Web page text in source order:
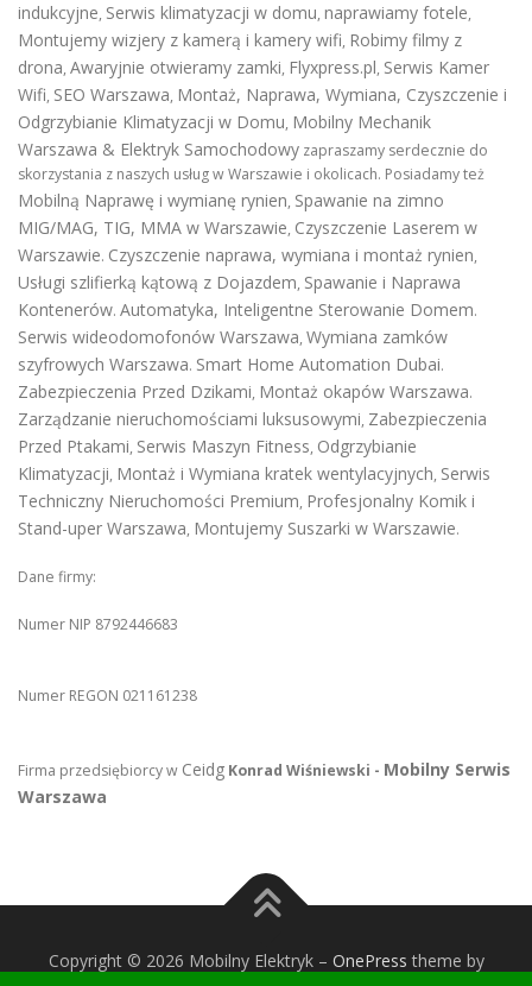
indukcyjne, Serwis klimatyzacji w domu, naprawiamy fotele,
Montujemy wizjery z kamerą i kamery wifi, Robimy filmy z
drona, Awaryjnie otwieramy zamki, Flyxpress.pl, Serwis Kamer
Wifi, SEO Warszawa, Montaż, Naprawa, Wymiana, Czyszczenie i
Odgrzybianie Klimatyzacji w Domu, Mobilny Mechanik
Warszawa & Elektryk Samochodowy zapraszamy serdecznie do
skorzystania z naszych usług w Warszawie i okolicach. Posiadamy też
Mobilną Naprawę i wymianę rynien, Spawanie na zimno
MIG/MAG, TIG, MMA w Warszawie, Czyszczenie Laserem w
Warszawie. Czyszczenie naprawa, wymiana i montaż rynien,
Usługi szlifierką kątową z Dojazdem, Spawanie i Naprawa
Kontenerów. Automatyka, Inteligentne Sterowanie Domem.
Serwis wideodomofonów Warszawa, Wymiana zamków
szyfrowych Warszawa. Smart Home Automation Dubai.
Zabezpieczenia Przed Dzikami, Montaż okapów Warszawa.
Zarządzanie nieruchomościami luksusowymi, Zabezpieczenia
Przed Ptakami, Serwis Maszyn Fitness, Odgrzybianie
Klimatyzacji, Montaż i Wymiana kratek wentylacyjnych, Serwis
Techniczny Nieruchomości Premium, Profesjonalny Komik i
Stand-uper Warszawa, Montujemy Suszarki w Warszawie.
Dane firmy:
Numer NIP 8792446683
Numer REGON 021161238
Firma przedsiębiorcy w Ceidg Konrad Wiśniewski - Mobilny Serwis
Warszawa
Copyright © 2026 Mobilny Elektryk – OnePress theme by